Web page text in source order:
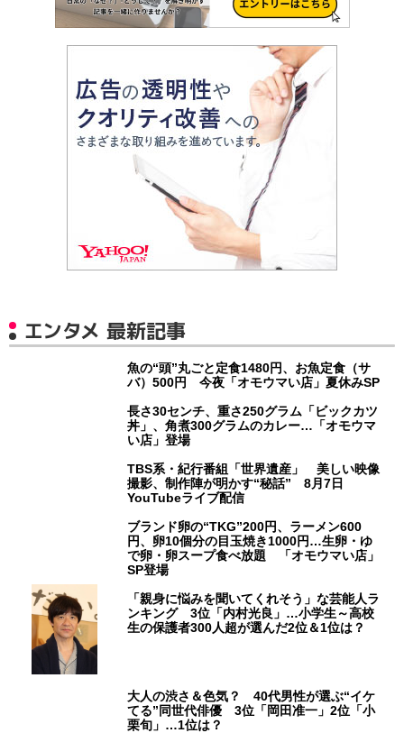
エンタメ 最新記事
魚の“頭”丸ごと定食1480円、お魚定食（サ
バ）500円 今夜「オモウマい店」夏休みSP
長さ30センチ、重さ250グラム「ビックカツ
丼」、角煮300グラムのカレー…「オモウマ
い店」登場
TBS系・紀行番組「世界遺産」 美しい映像
撮影、制作陣が明かす“秘話” 8月7日
YouTubeライブ配信
ブランド卵の“TKG”200円、ラーメン600
円、卵10個分の目玉焼き1000円…生卵・ゆ
で卵・卵スープ食べ放題 「オモウマい店」
SP登場
「親身に悩みを聞いてくれそう」な芸能人ラ
ンキング 3位「内村光良」…小学生～高校
生の保護者300人超が選んだ2位＆1位は？
大人の渋さ＆色気？ 40代男性が選ぶ“イケ
てる”同世代俳優 3位「岡田准一」2位「小
栗旬」…1位は？